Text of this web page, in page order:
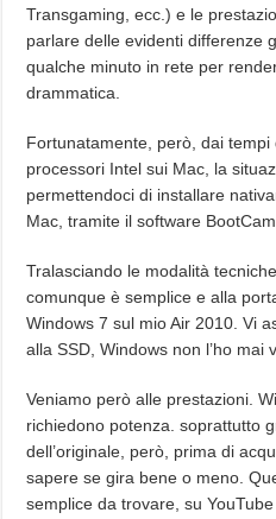
Transgaming, ecc.) e le
parlare delle evidenti differenze
qualche minuto in rete per
drammatica.
Fortunatamente, però, dai tempi
processori Intel sui Mac, la
permettendoci di installare
Mac, tramite il software
Tralasciando le modalità
comunque è semplice e alla
Windows 7 sul mio Air 2010. Vi
alla SSD, Windows non l’ho mai
Veniamo però alle prestazioni.
richiedono potenza. soprattutto
dell’originale, però, prima di
sapere se gira bene o meno.
semplice da trovare, su